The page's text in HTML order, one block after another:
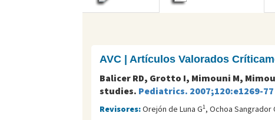
AVC | Artículos Valorados
Balicer RD, Grotto I, Mimouni M,
studies. Pediatrics. 2007;120:e1269-77
Revisores:Orejón de Luna G1, Ochoa Sangrador